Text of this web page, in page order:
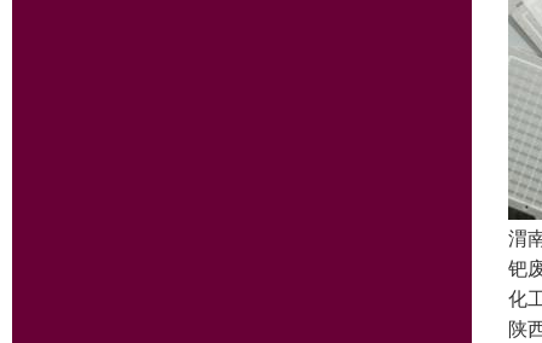
渭
钯
化
陕